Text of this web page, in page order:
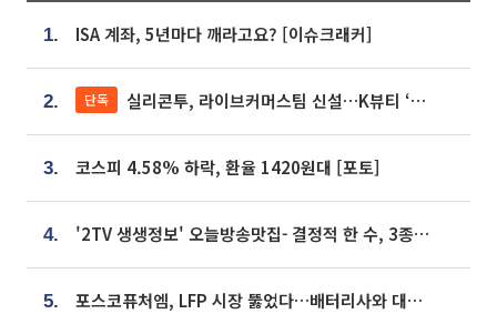
1. ISA 계좌, 5년마다 깨라고요? [이슈크래커]
2. 단독 실리콘투, 라이브커머스팀 신설…K뷰티 ‘글로벌 판매망’ 확대[K뷰티 라방戰]
3. 코스피 4.58% 하락, 환율 1420원대 [포토]
4. '2TV 생생정보' 오늘방송맛집- 결정적 한 수, 3종 메밀면! 메밀 소바 맛집 '의○○○○'
5. 포스코퓨처엠, LFP 시장 뚫었다…배터리사와 대규모 장기 공급 합의